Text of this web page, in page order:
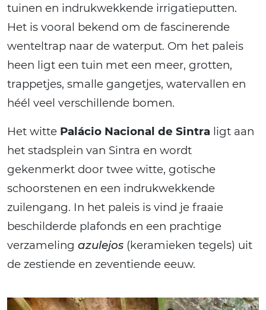
tuinen en indrukwekkende irrigatieputten.
Het is vooral bekend om de fascinerende
wenteltrap naar de waterput. Om het paleis
heen ligt een tuin met een meer, grotten,
trappetjes, smalle gangetjes, watervallen en
héél veel verschillende bomen.
Het witte Palácio Nacional de Sintra ligt aan
het stadsplein van Sintra en wordt
gekenmerkt door twee witte, gotische
schoorstenen en een indrukwekkende
zuilengang. In het paleis is vind je fraaie
beschilderde plafonds en een prachtige
verzameling azulejos (keramieken tegels) uit
de zestiende en zeventiende eeuw.